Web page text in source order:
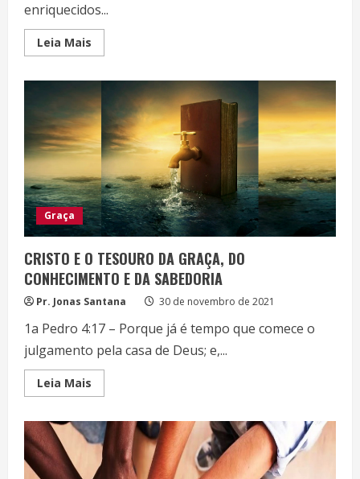
enriquecidos...
Leia Mais
more
MAIOR
TESOURO
Graça
CRISTO E O TESOURO DA GRAÇA, DO
CONHECIMENTO E DA SABEDORIA
Pr. Jonas Santana 30 de novembro de 2021
1a Pedro 4:17 – Porque já é tempo que comece o
julgamento pela casa de Deus; e,...
Leia Mais
more
E
O
TESOURO
DA
GRAÇA,